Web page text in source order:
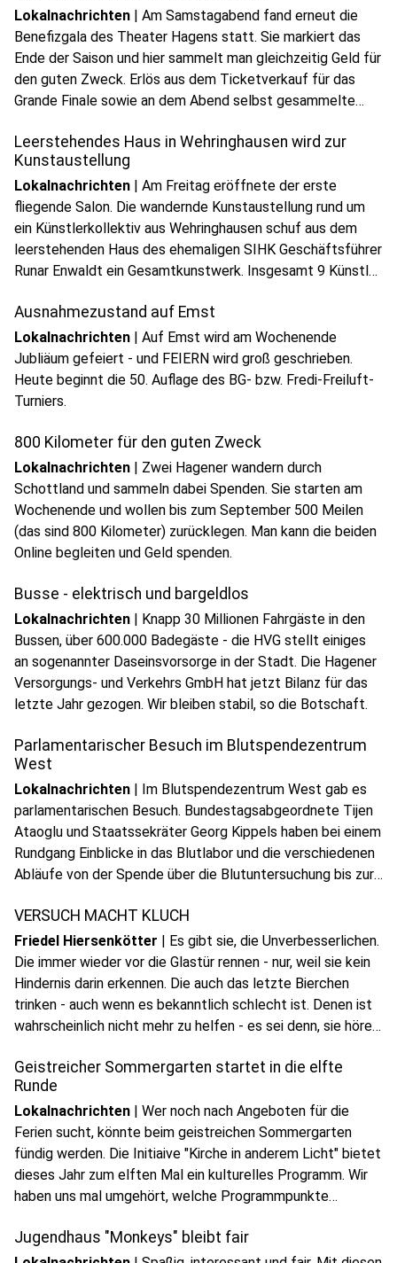
Lokalnachrichten | Am Samstagabend fand erneut die
Benefizgala des Theater Hagens statt. Sie markiert das
Ende der Saison und hier sammelt man gleichzeitig Geld für
den guten Zweck. Erlös aus dem Ticketverkauf für das
Grande Finale sowie an dem Abend selbst gesammelte
sowie an Luthers Waschsalon.
Leerstehendes Haus in Wehringhausen wird zur
Kunstaustellung
Lokalnachrichten | Am Freitag eröffnete der erste
fliegende Salon. Die wandernde Kunstaustellung rund um
ein Künstlerkollektiv aus Wehringhausen schuf aus dem
leerstehenden Haus des ehemaligen SIHK Geschäftsführer
Runar Enwaldt ein Gesamtkunstwerk. Insgesamt 9 Künstler
Wohnräumen ihre Kunst aus.
Ausnahmezustand auf Emst
Lokalnachrichten | Auf Emst wird am Wochenende
Jubliäum gefeiert - und FEIERN wird groß geschrieben.
Heute beginnt die 50. Auflage des BG- bzw. Fredi-Freiluft-
Turniers.
800 Kilometer für den guten Zweck
Lokalnachrichten | Zwei Hagener wandern durch
Schottland und sammeln dabei Spenden. Sie starten am
Wochenende und wollen bis zum September 500 Meilen
(das sind 800 Kilometer) zurücklegen. Man kann die beiden
Online begleiten und Geld spenden.
Busse - elektrisch und bargeldlos
Lokalnachrichten | Knapp 30 Millionen Fahrgäste in den
Bussen, über 600.000 Badegäste - die HVG stellt einiges
an sogenannter Daseinsvorsorge in der Stadt. Die Hagener
Versorgungs- und Verkehrs GmbH hat jetzt Bilanz für das
letzte Jahr gezogen. Wir bleiben stabil, so die Botschaft.
play_circleAudio anhören
Parlamentarischer Besuch im Blutspendezentrum
West
Lokalnachrichten | Im Blutspendezentrum West gab es
parlamentarischen Besuch. Bundestagsabgeordnete Tijen
Ataoglu und Staatssekräter Georg Kippels haben bei einem
Rundgang Einblicke in das Blutlabor und die verschiedenen
Abläufe von der Spende über die Blutuntersuchung bis zur
play_circleAudio anhören
VERSUCH MACHT KLUCH
Friedel Hiersenkötter | Es gibt sie, die Unverbesserlichen.
Die immer wieder vor die Glastür rennen - nur, weil sie kein
Hindernis darin erkennen. Die auch das letzte Bierchen
trinken - auch wenn es bekanntlich schlecht ist. Denen ist
wahrscheinlich nicht mehr zu helfen - es sei denn, sie hören
play_circleAudio anhören
Geistreicher Sommergarten startet in die elfte
Runde
Lokalnachrichten | Wer noch nach Angeboten für die
Ferien sucht, könnte beim geistreichen Sommergarten
fündig werden. Die Initiaive "Kirche in anderem Licht" bietet
dieses Jahr zum elften Mal ein kulturelles Programm. Wir
haben uns mal umgehört, welche Programmpunkte
Jugendhaus "Monkeys" bleibt fair